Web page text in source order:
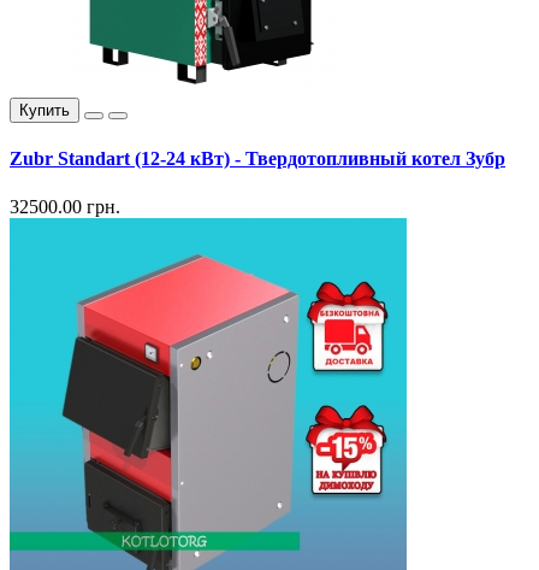
Купить
Zubr Standart (12-24 кВт) - Твердотопливный котел Зубр
32500.00 грн.